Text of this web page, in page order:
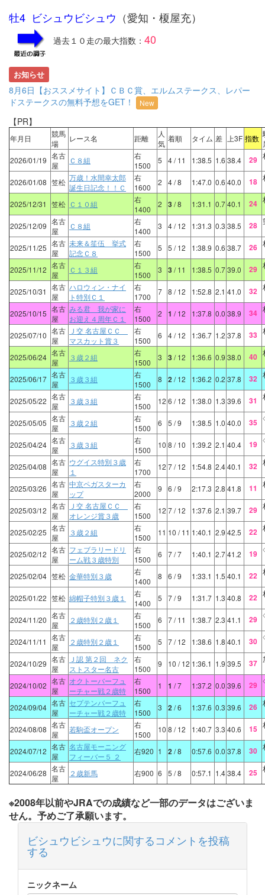
牡4 ビシュウビシュウ （愛知・榎屋充）
過去１０走の最大指数： 40
お知らせ
8月6日【おススメサイト】ＣＢＣ賞、エルムステークス、レパー
ドステークスの無料予想をGET！
New
【PR】
年月日
競馬
場
レース名 距離
人
気
着順 タイム 差 上3F 指数
2026/01/19 名古
屋
Ｃ８組
右
1500
5 4/ 11 1:38.5 1.6 38.4 29
2026/01/08 笠松 万歳！水間幸太郎
誕生日記念！！Ｃ
右
1600
2 4/ 8 1:47.0 0.6 40.0 18
2025/12/31 笠松 Ｃ１０組
右
1400
2 3/ 8 1:31.1 0.740.1 24
2025/12/09 名古
屋
Ｃ８組
右
1400
3 4/ 12 1:31.3 0.3 38.5 28
2025/11/25 名古
屋
未来＆笙伍 挙式
記念Ｃ８
右
1500
5 5 / 12 1:38.9 0.6 38.7 26
2025/11/12 名古
屋
Ｃ１３組
右
1500
3 3/ 11 1:38.5 0.739.0 29
2025/10/31 名古
屋
ハロウィン・ナイ
ト特別Ｃ１
右
1700
7 8 / 12 1:52.8 2.1 41.0 32
2025/10/15 名古
屋
みる君 我が家に
お迎え４周年Ｃ１
右
1500
2 1 / 12 1:37.8 0.0 38.9 34
2025/07/10 名古
屋
Ｊ交 名古屋ＣＣ
マスカット賞３
右
1500
6 4/ 12 1:36.7 1.2 37.8 33
2025/06/24 名古
屋
３歳２組
右
1500
3 3/ 12 1:36.6 0.9 38.0 40
2025/06/17 名古
屋
３歳３組
右
1500
8 2/ 12 1:36.2 0.2 37.8 32
2025/05/22 名古
屋
３歳３組
右
1500
12 6 / 12 1:38.0 1.3 39.6 31
2025/05/05 名古
屋
３歳２組
右
1500
6 5 / 9 1:38.5 1.0 40.0 35
2025/04/24 名古
屋
３歳３組
右
1500
10 8 / 10 1:39.2 2.1 40.4 19
2025/04/08 名古
屋
ウグイス特別３歳
１
右
1700
12 7/ 12 1:54.8 2.440.1 32
2025/03/26 名古
屋
中京ペガスターカ
ップ
右
2000
9 6 / 9 2:17.3 2.8 41.8 11
2025/03/12 名古
屋
Ｊ交 名古屋ＣＣ
オレンジ賞３歳
右
1500
12 7/ 12 1:37.6 2.1 39.7 29
2025/02/25 名古
屋
３歳２組
右
1500
11 10 / 11 1:40.1 2.9 42.5 22
2025/02/12 名古
屋
フェブラリードリ
ーム戦３歳特別
右
1500
6 7/ 7 1:40.1 2.741.2 19
2025/02/04 笠松 金華特別３歳
右
1400
8 6 / 9 1:33.1 1.5 40.1 22
2025/01/22 笠松 綿帽子特別３歳１
右
1400
5 7/ 9 1:31.7 1.3 40.8 22
2024/11/20 名古
屋
２歳特別２歳１
右
1500
6 7/ 11 1:38.7 2.3 41.1 29
2024/11/11 名古
屋
２歳特別２歳１
右
1500
5 7/ 12 1:38.6 1.8 40.1 30
2024/10/29 名古
屋
Ｊ認 第２回 ネク
ストスター名古
右
1500
9 10 / 12 1:36.1 1.9 39.5 37
2024/10/02 名古
屋
オクトーバーフュ
ーチャー戦２歳特
右
1500
1 1 / 7 1:37.2 0.0 39.6 29
2024/09/04 名古
屋
セプテンバーフュ
ーチャー戦２歳特
右
1500
3 2/ 6 1:37.6 0.3 39.6 26
2024/08/08 名古
屋
若駒盃オープン
右
1500
10 8 / 12 1:40.7 3.3 40.6 15
2024/07/12 名古
屋
名古屋モーニング
フィーバー５ ２
右920 1 2/ 8 0:57.6 0.0 37.8 30
2024/06/28 名古
屋
２歳新馬 右900 6 5 / 8 0:57.1 1.438.4 25
※2008年以前やJRAでの成績など一部のデータはございま
せん。予めご了承願います。
ビシュウビシュウに関するコメントを投稿
する
ニックネーム